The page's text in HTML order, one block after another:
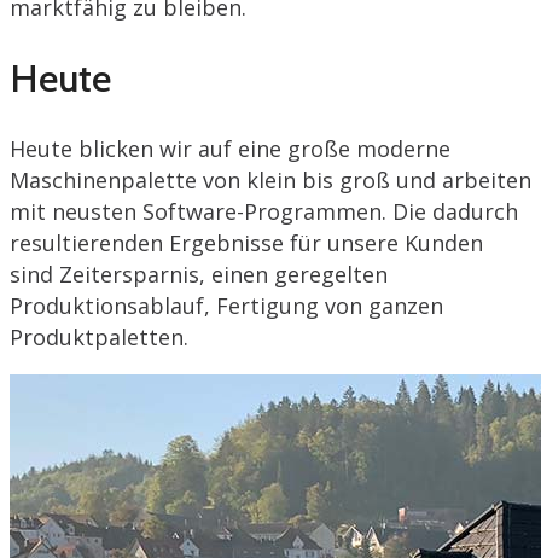
marktfähig zu bleiben.
Heute
Heute blicken wir auf eine große moderne
Maschinenpalette von klein bis groß und arbeiten
mit neusten Software-Programmen. Die dadurch
resultierenden Ergebnisse für unsere Kunden
sind Zeitersparnis, einen geregelten
Produktionsablauf, Fertigung von ganzen
Produktpaletten.